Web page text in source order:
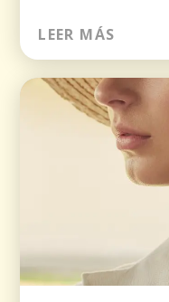
LEER MÁS